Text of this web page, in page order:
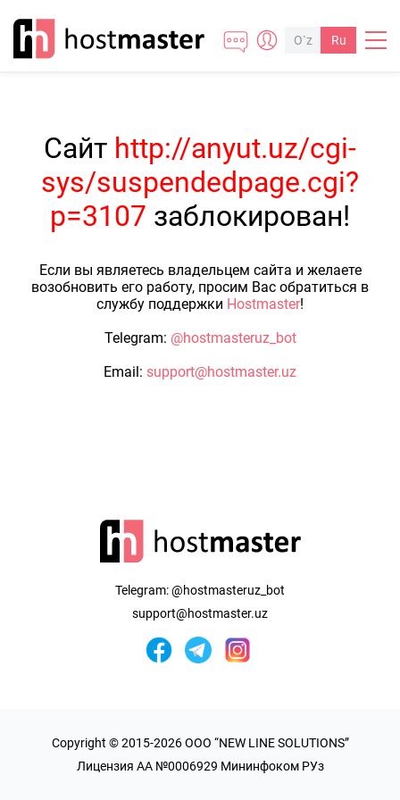
O`z Ru
Сайт http://anyut.uz/cgi-
sys/suspendedpage.cgi?
p=3107 заблокирован!
Если вы являетесь владельцем сайта и желаете
возобновить его работу, просим Вас обратиться в
службу поддержки Hostmaster!
Telegram: @hostmasteruz_bot
Email: support@hostmaster.uz
Telegram:@hostmasteruz_bot
support@hostmaster.uz
Copyright © 2015-2026 OOO “NEW LINE SOLUTIONS”
Лицензия AA №0006929 Мининфоком РУз